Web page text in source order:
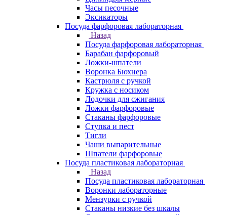
Часы песочные
Эксикаторы
Посуда фарфоровая лабораторная
Назад
Посуда фарфоровая лабораторная
Барабан фарфоровый
Ложки-шпатели
Воронка Бюхнера
Кастрюля с ручкой
Кружка с носиком
Лодочки для сжигания
Ложки фарфоровые
Стаканы фарфоровые
Ступка и пест
Тигли
Чаши выпарительные
Шпатели фарфоровые
Посуда пластиковая лабораторная
Назад
Посуда пластиковая лабораторная
Воронки лабораторные
Мензурки с ручкой
Стаканы низкие без шкалы